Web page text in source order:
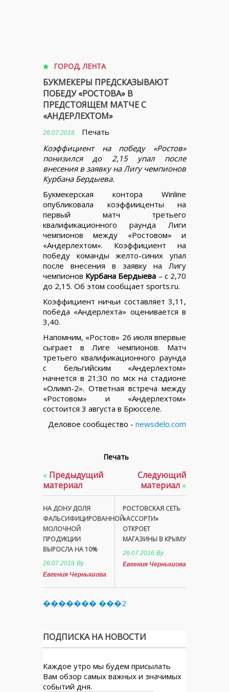
ГОРОД,ЛЕНТА
БУКМЕКЕРЫ ПРЕДСКАЗЫВАЮТ
ПОБЕДУ «РОСТОВА» В
ПРЕДСТОЯЩЕМ МАТЧЕ С
«АНДЕРЛЕХТОМ»
26.07.2016
Печать
Коэффициент на победу «Ростов»
понизился до 2,15 упал после
внесения в заявку на Лигу чемпионов
Курбана Бердыева.
Букмекерская контора Winline
опубликовала коэффииценты на
первый матч третьего
квалификационного раунда Лиги
чемпионов между «Ростовом» и
«Андерлехтом». Коэффициент на
победу команды желто-синих упал
после внесения в заявку на Лигу
чемпионов Курбана Бердыева – с 2,70
до 2,15. Об этом сообщает sports.ru.
Коэффициент ничьи составляет 3,11,
победа «Андерлехта» оценивается в
3,40.
Напомним, «Ростов» 26 июля впервые
сыграет в Лиге чемпионов. Матч
третьего квалификационного раунда
с бельгийским «Андерлехтом»
начнется в 21:30 по мск на стадионе
«Олимп-2». Ответная встреча между
«Ростовом» и «Андерлехтом»
состоится 3 августа в Брюсселе.
Деловое сообщество - newsdelo.com
Печать
« Предыдущий
материал
НА ДОНУ ДОЛЯ
ФАЛЬСИФИЦИРОВАННОЙ
МОЛОЧНОЙ
ПРОДУКЦИИ
ВЫРОСЛА НА 10%
26.07.2016 By
Евгения Чернышова
Следующий
материал»
РОСТОВСКАЯ СЕТЬ
«АССОРТИ»
ОТКРОЕТ
МАГАЗИНЫ В КРЫМУ
26.07.2016 By
Евгения Чернышова
������� ���2
ПОДПИСКА НА НОВОСТИ
Каждое утро мы будем присылать
Вам обзор самых важных и значимых
событий дня.